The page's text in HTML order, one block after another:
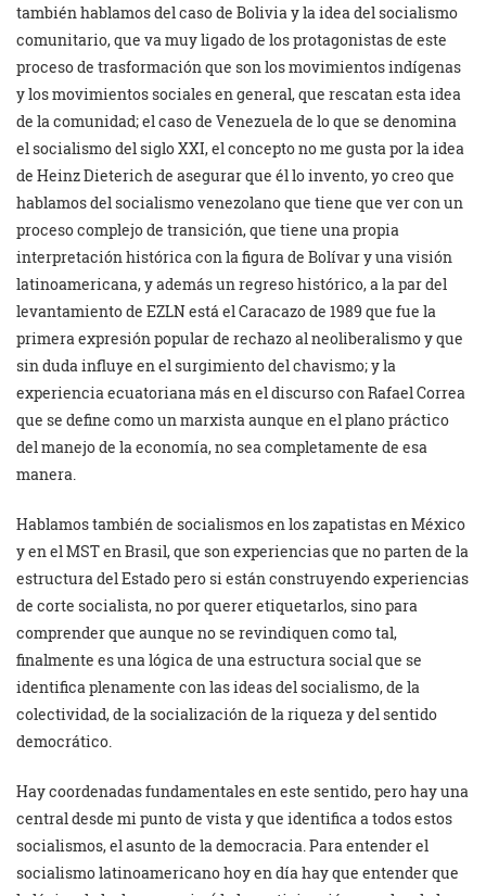
también hablamos del caso de Bolivia y la idea del socialismo
comunitario, que va muy ligado de los protagonistas de este
proceso de trasformación que son los movimientos indígenas
y los movimientos sociales en general, que rescatan esta idea
de la comunidad; el caso de Venezuela de lo que se denomina
el socialismo del siglo XXI, el concepto no me gusta por la idea
de Heinz Dieterich de asegurar que él lo invento, yo creo que
hablamos del socialismo venezolano que tiene que ver con un
proceso complejo de transición, que tiene una propia
interpretación histórica con la figura de Bolívar y una visión
latinoamericana, y además un regreso histórico, a la par del
levantamiento de EZLN está el Caracazo de 1989 que fue la
primera expresión popular de rechazo al neoliberalismo y que
sin duda influye en el surgimiento del chavismo; y la
experiencia ecuatoriana más en el discurso con Rafael Correa
que se define como un marxista aunque en el plano práctico
del manejo de la economía, no sea completamente de esa
manera.
Hablamos también de socialismos en los zapatistas en México
y en el MST en Brasil, que son experiencias que no parten de la
estructura del Estado pero si están construyendo experiencias
de corte socialista, no por querer etiquetarlos, sino para
comprender que aunque no se revindiquen como tal,
finalmente es una lógica de una estructura social que se
identifica plenamente con las ideas del socialismo, de la
colectividad, de la socialización de la riqueza y del sentido
democrático.
Hay coordenadas fundamentales en este sentido, pero hay una
central desde mi punto de vista y que identifica a todos estos
socialismos, el asunto de la democracia. Para entender el
socialismo latinoamericano hoy en día hay que entender que